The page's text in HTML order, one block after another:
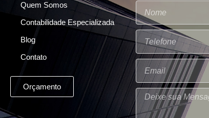
Quem Somos
Contabilidade Especializada
Blog
Contato
Orçamento